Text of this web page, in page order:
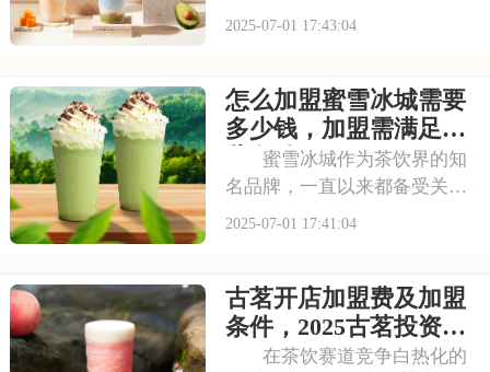
茶，满足不同消费者口味。门
力和市场潜力，让众多投资者
心动不已，那么加盟蜜雪冰城
需要多少费用呢？以下
2025-07-01 17:43:04
怎么加盟蜜雪冰城需要
多少钱，加盟需满足哪
些条件
蜜雪冰城作为茶饮界的知
名品牌，一直以来都备受关
注。它以丰富的产品线和高性
班族，都是蜜雪冰城的忠实粉
丝。那么，加盟蜜雪冰城的费
用究竟是多少呢？下面
2025-07-01 17:41:04
古茗开店加盟费及加盟
条件，2025古茗投资预
算是多少
在茶饮赛道竞争白热化的